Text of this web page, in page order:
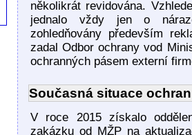
několikrát revidována.
jednalo vždy jen o
zohledňovány především
zadal Odbor ochrany vod
ochranných pásem externí
Současná situace
V roce 2015 získalo
zakázku od MŽP na